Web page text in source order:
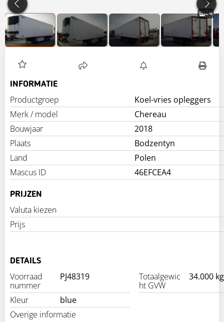
24
INFORMATIE
Productgroep
Koel-vries opleggers
Merk / model
Chereau
Bouwjaar
2018
Plaats
Bodzentyn
Land
Polen
Mascus ID
46EFCEA4
PRIJZEN
Valuta kiezen
Prijs
DETAILS
Voorraad
nummer
PJ48319
Totaalgewic
ht GVW
34.000 kg
Kleur
blue
Overige informatie